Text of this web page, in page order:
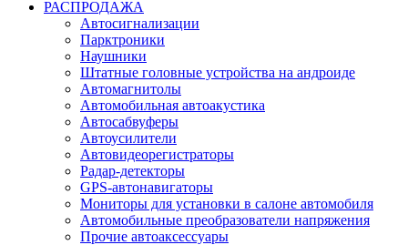
РАСПРОДАЖА
Автосигнализации
Парктроники
Наушники
Штатные головные устройства на андроиде
Автомагнитолы
Автомобильная автоакустика
Автосабвуферы
Автоусилители
Автовидеорегистраторы
Радар-детекторы
GPS-автонавигаторы
Мониторы для установки в салоне автомобиля
Автомобильные преобразователи напряжения
Прочие автоаксессуары